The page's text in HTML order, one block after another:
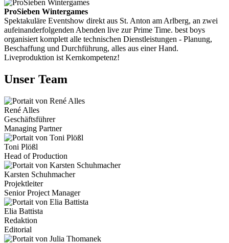
ProSieben Wintergames
Spektakuläre Eventshow direkt aus St. Anton am Arlberg, an zwei
aufeinanderfolgenden Abenden live zur Prime Time. best boys
organisiert komplett alle technischen Dienstleistungen - Planung,
Beschaffung und Durchführung, alles aus einer Hand.
Liveproduktion ist Kernkompetenz!
Unser Team
René Alles
Geschäftsführer
Managing Partner
Toni Plößl
Head of Production
Karsten Schuhmacher
Projektleiter
Senior Project Manager
Elia Battista
Redaktion
Editorial